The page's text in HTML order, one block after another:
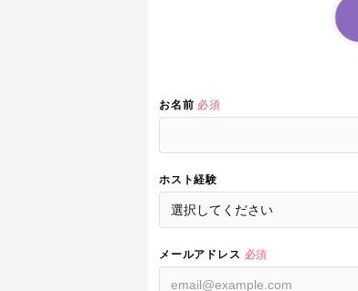
お名前 必須
ホスト経験
メールアドレス 必須